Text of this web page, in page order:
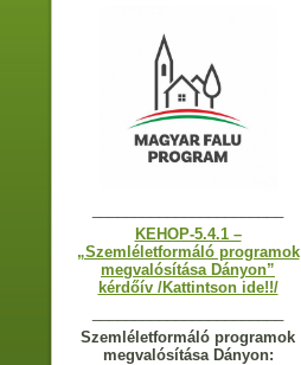
KEHOP-5.4.1 –
„Szemléletformáló programok
megvalósítása Dányon”
kérdőív /Kattintson ide!!/
Szemléletformáló programok
megvalósítása Dányon: